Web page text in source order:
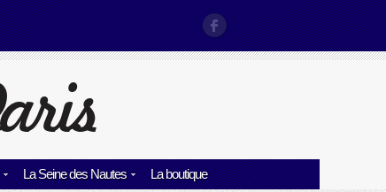
La Seine des Nautes La boutique